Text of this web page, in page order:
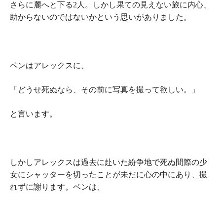
さらに麓へと下る2人。しかし果ての見えない旅に内心、
助からないのではないかという思いがありました。
ベンはアレックスに、
「どうせ死ぬなら、その前に写真を撮って欲しい。」
と言います。
しかしアレックスは過去に赴いた紛争地で死ぬ間際の少
女にシャッターを切ったことが未だに心の中にあり、撮
れずに謝ります。ベンは、